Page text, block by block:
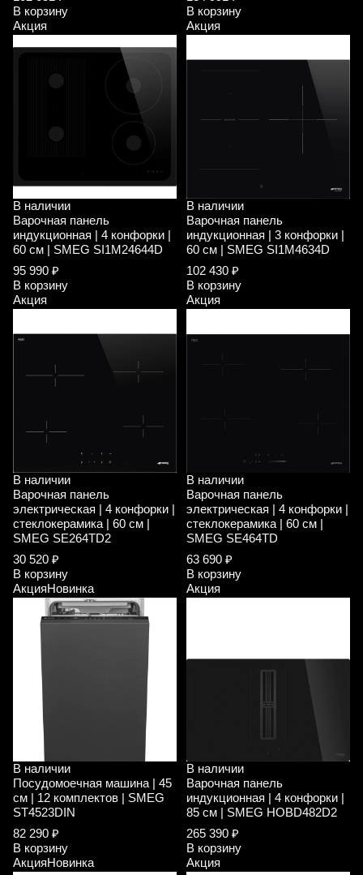
В корзину
Акция
В корзину
Акция
В наличии
Варочная панель
индукционная | 4 конфорки |
60 см | SMEG SI1M24644D
95 990 ₽
В корзину
Акция
В наличии
Варочная панель
индукционная | 3 конфорки |
60 см | SMEG SI1M4634D
102 430 ₽
В корзину
Акция
В наличии
Варочная панель
электрическая | 4 конфорки |
стеклокерамика | 60 см |
SMEG SE264TD2
30 520 ₽
В корзину
АкцияНовинка
В наличии
Варочная панель
электрическая | 4 конфорки |
стеклокерамика | 60 см |
SMEG SE464TD
63 690 ₽
В корзину
Акция
В наличии
Посудомоечная машина | 45
см | 12 комплектов | SMEG
ST4523DIN
82 290 ₽
В корзину
АкцияНовинка
В наличии
Варочная панель
индукционная | 4 конфорки |
85 см | SMEG HOBD482D2
265 390 ₽
В корзину
Акция